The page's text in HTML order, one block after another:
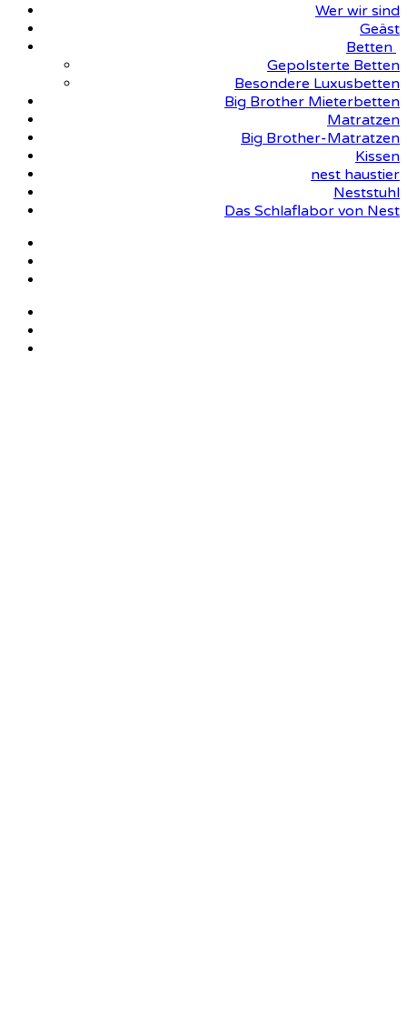
Wer wir sind
Geäst
Betten
Gepolsterte Betten
Besondere Luxusbetten
Big Brother Mieterbetten
Matratzen
Big Brother-Matratzen
Kissen
nest haustier
Neststuhl
Das Schlaflabor von Nest